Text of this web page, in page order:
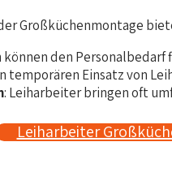
Großküchenmontage
den
temporären Einsatz von
: Leiharbeiter bringen oft
Leiharbeiter